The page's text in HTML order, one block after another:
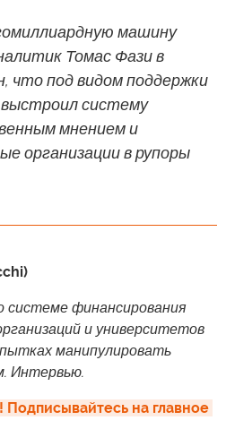
машину
Томас Фази в
что под видом поддержки
систему
мнением и
организации в рупоры
системе финансирования
и университетов
манипулировать
Интервью.
на главное